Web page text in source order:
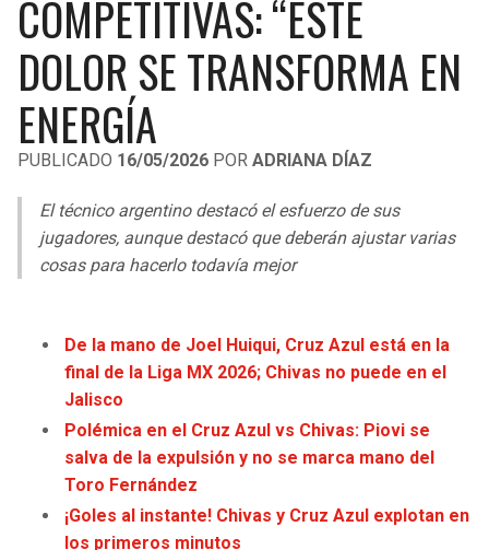
LIGA DE EXPANSIÓN MX
LEAGUES CUP
UEFA EUROPA LEAGUE
UEFA CONFERENCE LEAGUE
MLS
COPA LIBERTADORES
COPA SUDAMERICANA
LIGA BETPLAY
RAIDERS
CHARGERS
RAVENS
STEELERS
TEXANS
COLTS
JAGUARS
CAVALIERS
PISTONS
PACERS
HORNETS
HEAT
MAGIC
WIZARDS
COMPETITIVAS: “ESTE
DOLOR SE TRANSFORMA EN
ENERGÍA
PUBLICADO 16/05/2026 POR ADRIANA DÍAZ
El técnico argentino destacó el esfuerzo de sus
jugadores, aunque destacó que deberán ajustar varias
cosas para hacerlo todavía mejor
De la mano de Joel Huiqui, Cruz Azul está en la
final de la Liga MX 2026; Chivas no puede en el
Jalisco
Polémica en el Cruz Azul vs Chivas: Piovi se
salva de la expulsión y no se marca mano del
Toro Fernández
¡Goles al instante! Chivas y Cruz Azul explotan en
los primeros minutos